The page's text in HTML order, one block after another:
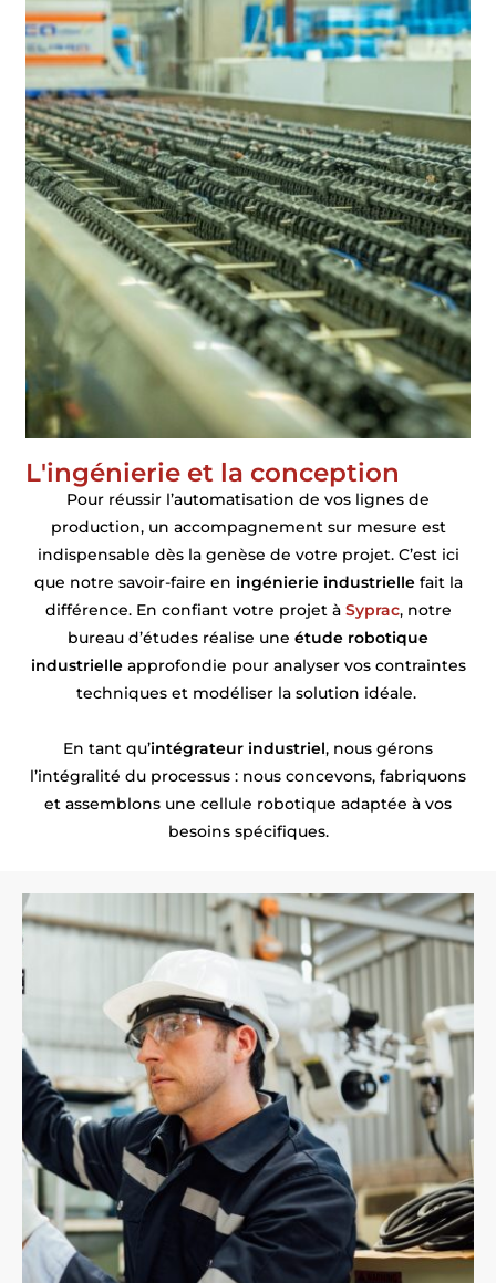
L'ingénierie et la conception
Pour réussir l’automatisation de vos lignes de
production, un accompagnement sur mesure est
indispensable dès la genèse de votre projet. C’est ici
que notre savoir-faire en ingénierie industriellefait la
différence. En confiant votre projet à Syprac, notre
bureau d’études réalise une étude robotique
industrielleapprofondie pour analyser vos contraintes
techniques et modéliser la solution idéale.
En tant qu’intégrateur industriel, nous gérons
l’intégralité du processus : nous concevons, fabriquons
et assemblons une cellule robotique adaptée à vos
besoins spécifiques.